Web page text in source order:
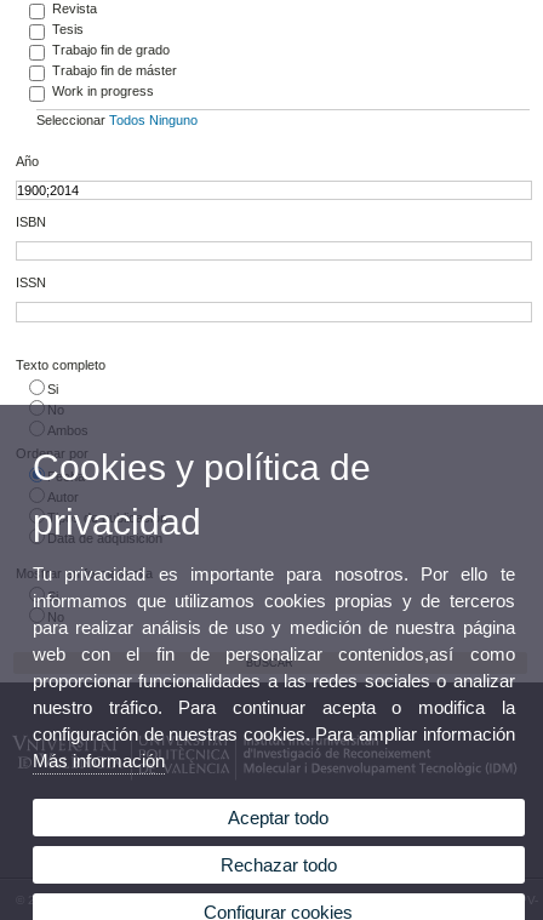
Revista
Tesis
Trabajo fin de grado
Trabajo fin de máster
Work in progress
Seleccionar Todos Ninguno
Año
ISBN
ISSN
Texto completo
Si
No
Ambos
Ordenar por
Fecha
Autor
Tipos de publicación
Data de adquisición
Mostrar en formato cita
Si
No
© 2026 UV. - Av. Vicent Andrés Estellés, 19, 46100 Burjassot (Valencia). Tel.963544410 UPV-
Camino de Vera, s/n. 46022. Valencia. Tel. 963879347. España
Cookies y política de
privacidad
Tu privacidad es importante para nosotros. Por ello te
informamos que utilizamos cookies propias y de terceros
para realizar análisis de uso y medición de nuestra página
web con el fin de personalizar contenidos,así como
proporcionar funcionalidades a las redes sociales o analizar
nuestro tráfico. Para continuar acepta o modifica la
configuración de nuestras cookies. Para ampliar información
Más información
Aceptar todo
Rechazar todo
Configurar cookies